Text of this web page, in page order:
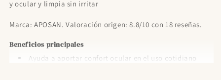
y ocular y limpia sin irritar
Marca: APOSAN. Valoración origen: 8.8/10 con 18 reseñas.
Beneficios principales
Ayuda a aportar confort ocular en el uso cotidiano